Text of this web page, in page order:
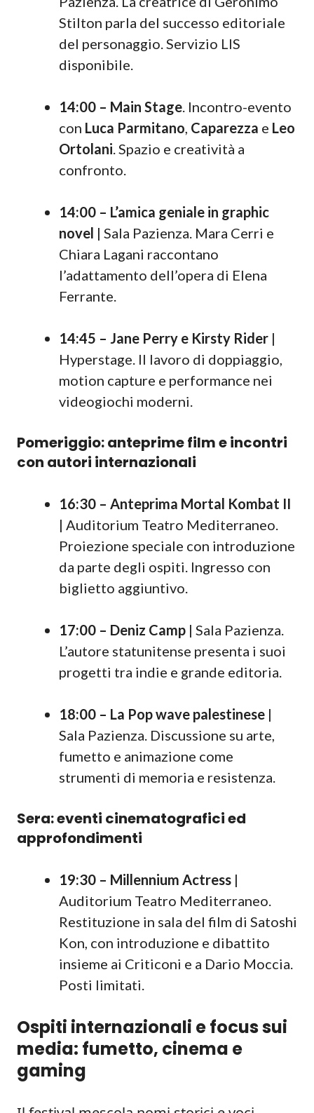
Stilton parla del successo editoriale
del personaggio. Servizio LIS
disponibile.
14:00 – Main Stage. Incontro-evento
con Luca Parmitano, Caparezza e Leo
Ortolani. Spazio e creatività a
confronto.
14:00 – L’amica geniale in graphic
novel | Sala Pazienza. Mara Cerri e
Chiara Lagani raccontano
l’adattamento dell’opera di Elena
Ferrante.
14:45 – Jane Perry e Kirsty Rider |
Hyperstage. Il lavoro di doppiaggio,
motion capture e performance nei
videogiochi moderni.
Pomeriggio: anteprime film e incontri
con autori internazionali
16:30 – Anteprima Mortal Kombat II
| Auditorium Teatro Mediterraneo.
Proiezione speciale con introduzione
da parte degli ospiti. Ingresso con
biglietto aggiuntivo.
17:00 – Deniz Camp | Sala Pazienza.
L’autore statunitense presenta i suoi
progetti tra indie e grande editoria.
18:00 – La Pop wave palestinese |
Sala Pazienza. Discussione su arte,
fumetto e animazione come
strumenti di memoria e resistenza.
Sera: eventi cinematografici ed
approfondimenti
19:30 – Millennium Actress |
Auditorium Teatro Mediterraneo.
Restituzione in sala del film di Satoshi
Kon, con introduzione e dibattito
insieme ai Criticoni e a Dario Moccia.
Posti limitati.
Ospiti internazionali e focus sui
media: fumetto, cinema e
gaming